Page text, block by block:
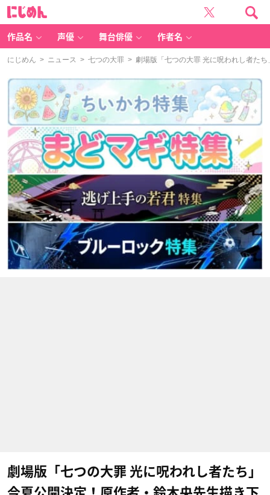
作品名 声優 舞台俳優 作者名
にじめん > ニュース > 七つの大罪 > 劇場版「七つの大罪 光に呪われし者た
劇場版「七つの大罪 光に呪われし者たち」